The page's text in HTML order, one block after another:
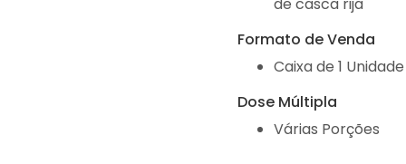
Formato de Venda
Caixa de 1 Unidade
Dose Múltipla
Várias Porções